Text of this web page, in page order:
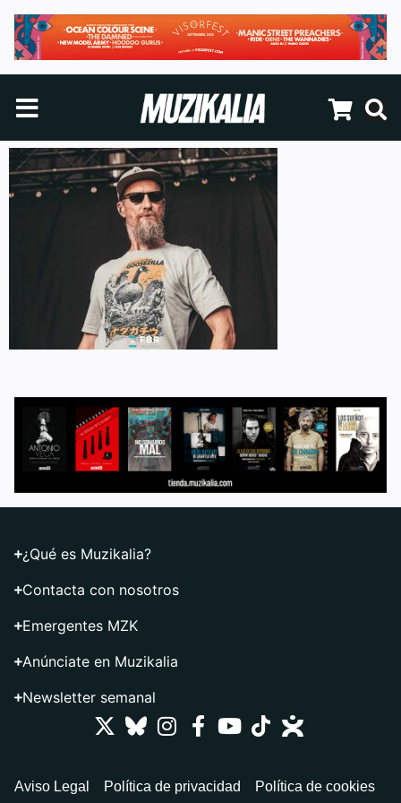
¿Qué es Muzikalia?
Contacta con nosotros
Emergentes MZK
Anúnciate en Muzikalia
Newsletter semanal
Aviso Legal Política de privacidad Política de cookies